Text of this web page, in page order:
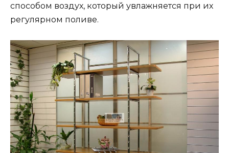
способом воздух, который увлажняется при их
регулярном поливе.